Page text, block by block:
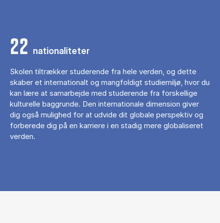
22 nationaliteter
Skolen tiltrækker studerende fra hele verden, og dette
skaber et internationalt og mangfoldigt studiemiljø, hvor du
kan lære at samarbejde med studerende fra forskellige
kulturelle baggrunde. Den internationale dimension giver
dig også mulighed for at udvide dit globale perspektiv og
forberede dig på en karriere i en stadig mere globaliseret
verden.